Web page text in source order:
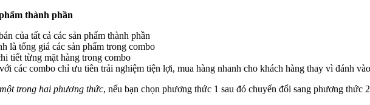
thành phần
của tất cả các sản phẩm thành phần
là tổng giá các sản phẩm trong combo
tiết từng mặt hàng trong combo
các combo chỉ ưu tiên trải nghiệm tiện lợi, mua hàng nhanh cho khách hàng thay vì đánh
trong hai phương thức, nếu bạn chọn phương thức 1 sau đó chuyển đổi sang phương thức